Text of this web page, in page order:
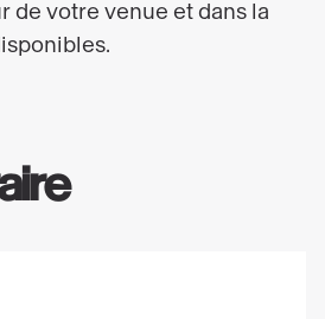
de votre venue et dans la